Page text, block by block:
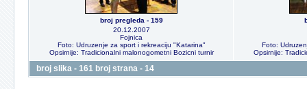
broj pregleda - 159
20.12.2007
Fojnica
Foto: Udruzenje za sport i rekreaciju "Katarina"
Opsirnije: Tradicionalni malonogometni Bozicni turnir
Foto:
Opsirnije:
broj slika - 161 broj strana - 14